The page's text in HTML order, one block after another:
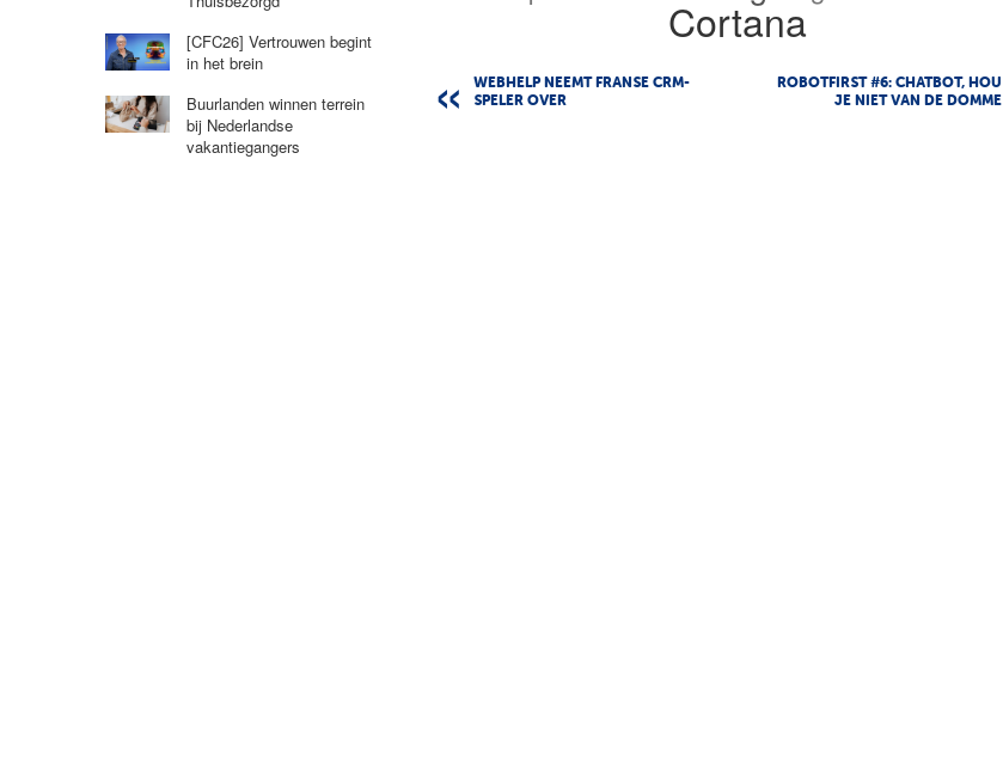
Cortana
WEBHELP NEEMT FRANSE CRM-
SPELER OVER
ROBOTFIRST #6: CHATBOT, HOU
JE NIET VAN DE DOMME
[CFC26] Vertrouwen begint
in het brein
Buurlanden winnen terrein
bij Nederlandse
vakantiegangers